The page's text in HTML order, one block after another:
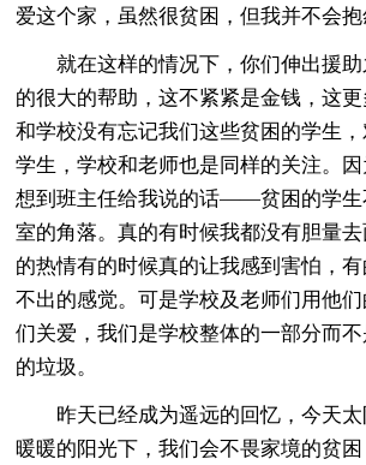
爱这个家，虽然很贫困，但我并不会抱
就在这样的情况下，你们伸出援
的很大的帮助，这不紧紧是金钱，这
和学校没有忘记我们这些贫困的学生
学生，学校和老师也是同样的关注。
想到班主任给我说的话——贫困的学生
室的角落。真的有时候我都没有胆量
的热情有的时候真的让我感到害怕，
不出的感觉。可是学校及老师们用他
们关爱，我们是学校整体的一部分而
的垃圾。
昨天已经成为遥远的回忆，今天
暖暖的阳光下，我们会不畏家境的贫